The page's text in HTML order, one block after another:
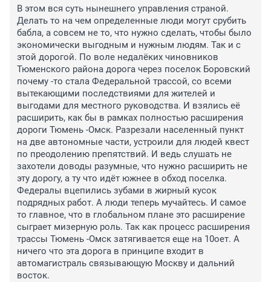
В этом вся суть нынешнего управления страной.
Делать то на чем определенные люди могут срубить
бабла, а совсем не то, что нужно сделать, чтобы было
экономически выгодным и нужным людям. Так и с
этой дорогой. По воле недалёких чиновников
Тюменского района дорога через поселок Боровский
почему -то стала Федеральной трассой, со всеми
вытекающими последствиями для жителей и
выгодами для местного руководства. И взялись её
расширить, как бы в рамках полностью расширения
дороги Тюмень -Омск. Разрезали населенный пункт
на две автономные части, устроили для людей квест
по преодолению препятствий. И ведь слушать не
захотели доводы разумные, что нужно расширить не
эту дорогу, а ту что идёт южнее в обход поселка.
Федералы вцепились зубами в жирный кусок
подрядных работ. А люди теперь мучайтесь. И самое
то главное, что в глобальном плане это расширение
сыграет мизерную роль. Так как процесс расширения
трассы Тюмень -Омск затягивается еще на 10оет. А
ничего что эта дорога в принципе входит в
автомагистраль связывающую Москву и дальний
восток.